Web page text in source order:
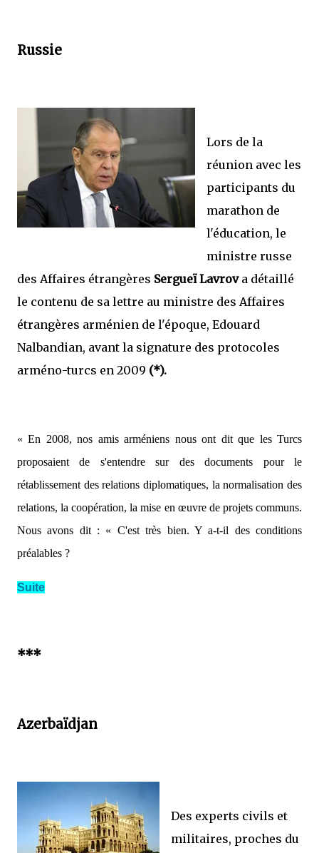
Russie
Lors de la
réunion avec les
participants du
marathon de
l'éducation, le
ministre russe
des Affaires étrangères Sergueï Lavrova détaillé
le contenu de sa lettre au ministre des Affaires
étrangères arménien de l'époque, Edouard
Nalbandian, avant la signature des protocoles
arméno-turcs en 2009 (*).
« En 2008, nos amis arméniens nous ont dit que les Turcs
proposaient de s'entendre sur des documents pour le
rétablissement des relations diplomatiques, la normalisation des
relations, la coopération, la mise en œuvre de projets communs.
Nous avons dit : « C'est très bien. Y a-t-il des conditions
préalables ?
Suite
***
Azerbaïdjan
Des experts civils et
militaires, proches du